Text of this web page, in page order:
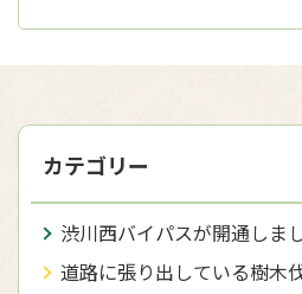
カテゴリー
渋川西バイパスが開通しま
道路に張り出している樹木